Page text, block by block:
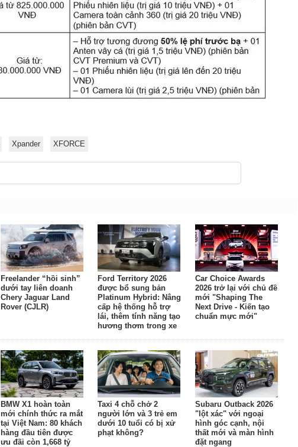
Xpander XFORCE
Freelander “hồi sinh”
dưới tay liên doanh
Chery Jaguar Land
Rover (CJLR)
Ford Territory 2026
được bổ sung bản
Platinum Hybrid: Nâng
cấp hệ thống hỗ trợ
lái, thêm tính năng tạo
hương thơm trong xe
Car Choice Awards
2026 trở lại với chủ đề
mới "Shaping The
Next Drive - Kiến tạo
chuẩn mực mới"
BMW X1 hoàn toàn
mới chính thức ra mắt
tại Việt Nam: 80 khách
hàng đầu tiên được
ưu đãi còn 1,668 tỷ
Taxi 4 chỗ chở 2
người lớn và 3 trẻ em
dưới 10 tuổi có bị xử
phạt không?
Subaru Outback 2026
"lột xác" với ngoại
hình góc cạnh, nội
thất mới và màn hình
đặt ngang